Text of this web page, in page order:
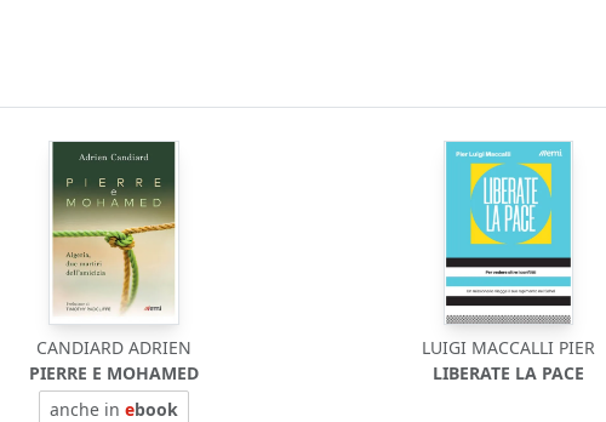
CANDIARD ADRIEN
PIERRE E MOHAMED
anche in ebook
LUIGI MACCALLI PIER
LIBERATE LA PACE